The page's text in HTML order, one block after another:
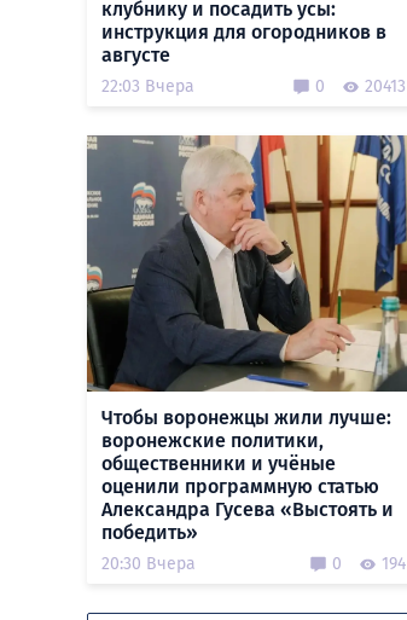
клубнику и посадить усы:
инструкция для огородников в
августе
22:03 Вчера 0 20413
Чтобы воронежцы жили лучше:
воронежские политики,
общественники и учёные
оценили программную статью
Александра Гусева «Выстоять и
победить»
20:30 Вчера 0 194